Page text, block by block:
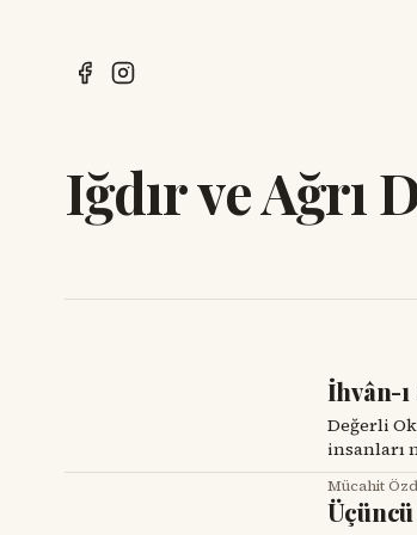
Iğdır ve Ağrı
İhvân-ı
Değerli Okuyucular, Bugün biri çıkıp
insanları
Oysa
topluluğu, tam da bunu
Mücahit
Üçüncü